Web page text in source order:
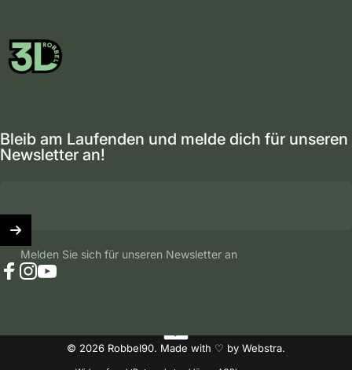
Bleib am Laufenden und melde dich für unseren
Newsletter an!
Melden Sie sich für unseren Newsletter an
© 2026 Robbel90. Made with ♡ by Webstra.